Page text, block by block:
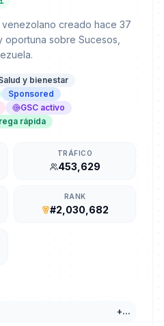
creado hace 37
oportuna sobre Sucesos,
y bienestar
Sponsored
GSC activo
rápida
TRÁFICO
453,629
RANK
#2,030,682
+...